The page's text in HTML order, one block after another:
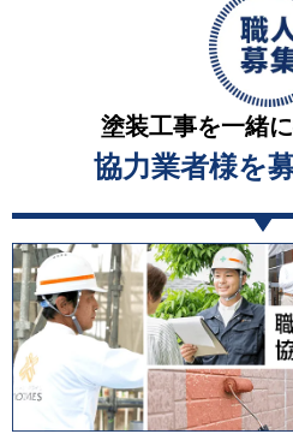
塗装工事を一緒
協力業者様を